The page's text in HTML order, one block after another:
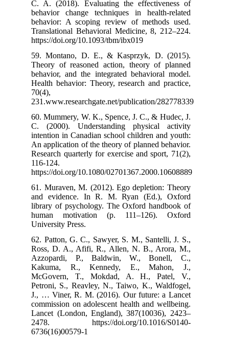
C. A. (2018).
behavior
behavior: A
Translational
59. Montano,
Theory of
behavior, and
Health
60. Mummery,
C. (2000).
intention in
An application
Research
https://doi.org/
61. Muraven,
and
library of
human
62. Patton, G.
Ross, D. A.,
Azzopardi,
Kakuma,
McGovern,
Petroni, S.,
J., … Viner, R.
commission on
Lancet
2478.